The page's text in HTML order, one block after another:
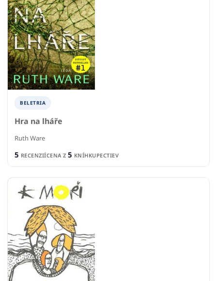
BELETRIA
Hra na lháře
Ruth Ware
5 RECENZIÍCENA Z 5 KNÍHKUPECTIEV